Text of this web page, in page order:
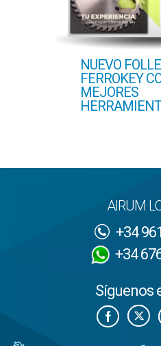
NUEVO
FERROKEY
MEJORES
AIRUM
+34
+34
Síguenos